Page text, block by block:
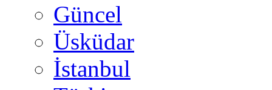
Güncel
Üsküdar
İstanbul